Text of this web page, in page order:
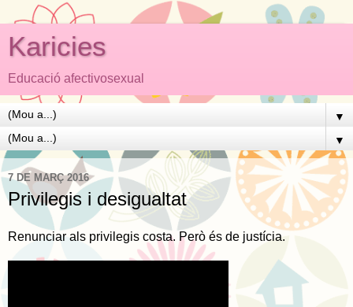
Karicies
Educació afectivosexual
▼
▼
7 DE MARÇ 2016
Privilegis i desigualtat
Renunciar als privilegis costa. Però és de justícia.